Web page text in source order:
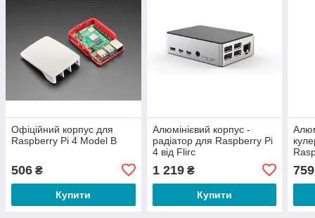
Офіційний корпус для
Raspberry Pi 4 Model B
506 ₴
Купити
Алюмінієвий корпус -
радіатор для Raspberry Pi
4 від Flirc
1 219₴
Купити
759